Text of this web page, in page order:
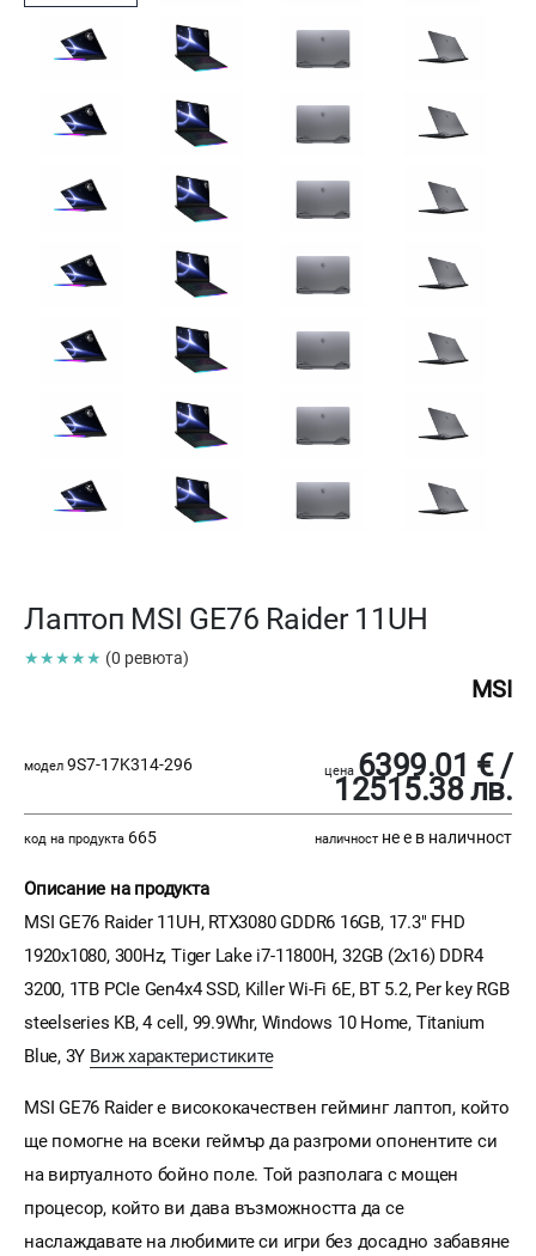
Лаптоп MSI GE76 Raider 11UH
★★★★★ (0 ревюта)
MSI
модел 9S7-17K314-296 цена 6399.01 € /
12515.38 лв.
код на продукта 665 наличност не е в наличност
Описание на продукта
MSI GE76 Raider 11UH, RTX3080 GDDR6 16GB, 17.3" FHD
1920x1080, 300Hz, Tiger Lake i7-11800H, 32GB (2x16) DDR4
3200, 1TB PCIe Gen4x4 SSD, Killer Wi-Fi 6E, BT 5.2, Per key RGB
steelseries KB, 4 cell, 99.9Whr, Windows 10 Home, Titanium
Blue, 3Y Виж характеристиките
MSI GE76 Raider е висококачествен гейминг лаптоп, който
ще помогне на всеки геймър да разгроми опонентите си
на виртуалното бойно поле. Той разполага с мощен
процесор, който ви дава възможността да се
наслаждавате на любимите си игри без досадно забавяне